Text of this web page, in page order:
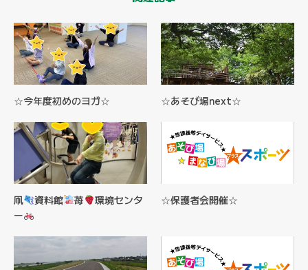
☆今年度初めのヨガ☆ ☆あそび場next☆
凧 資料館 苺
環境センタ
ー
☆保護者会開催☆